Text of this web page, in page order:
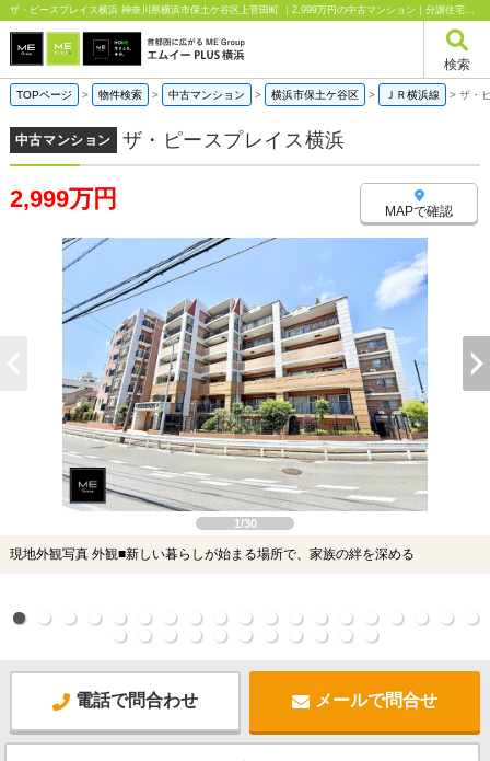
ザ・ピースプレイス横浜 神奈川県横浜市保土ケ谷区上菅田町 ｜2,999万円の中古マンション｜分譲住宅や新築物件｜エムイーPLUS横浜
検索
TOPページ > 物件検索 > 中古マンション > 横浜市保土ケ谷区 > ＪＲ横浜線 > ザ・
中古マンション ザ・ピースプレイス横浜
2,999万円 MAPで確認
1/30
現地外観写真 外観■新しい暮らしが始まる場所で、家族の絆を深める
電話で問合わせ メールで問合せ